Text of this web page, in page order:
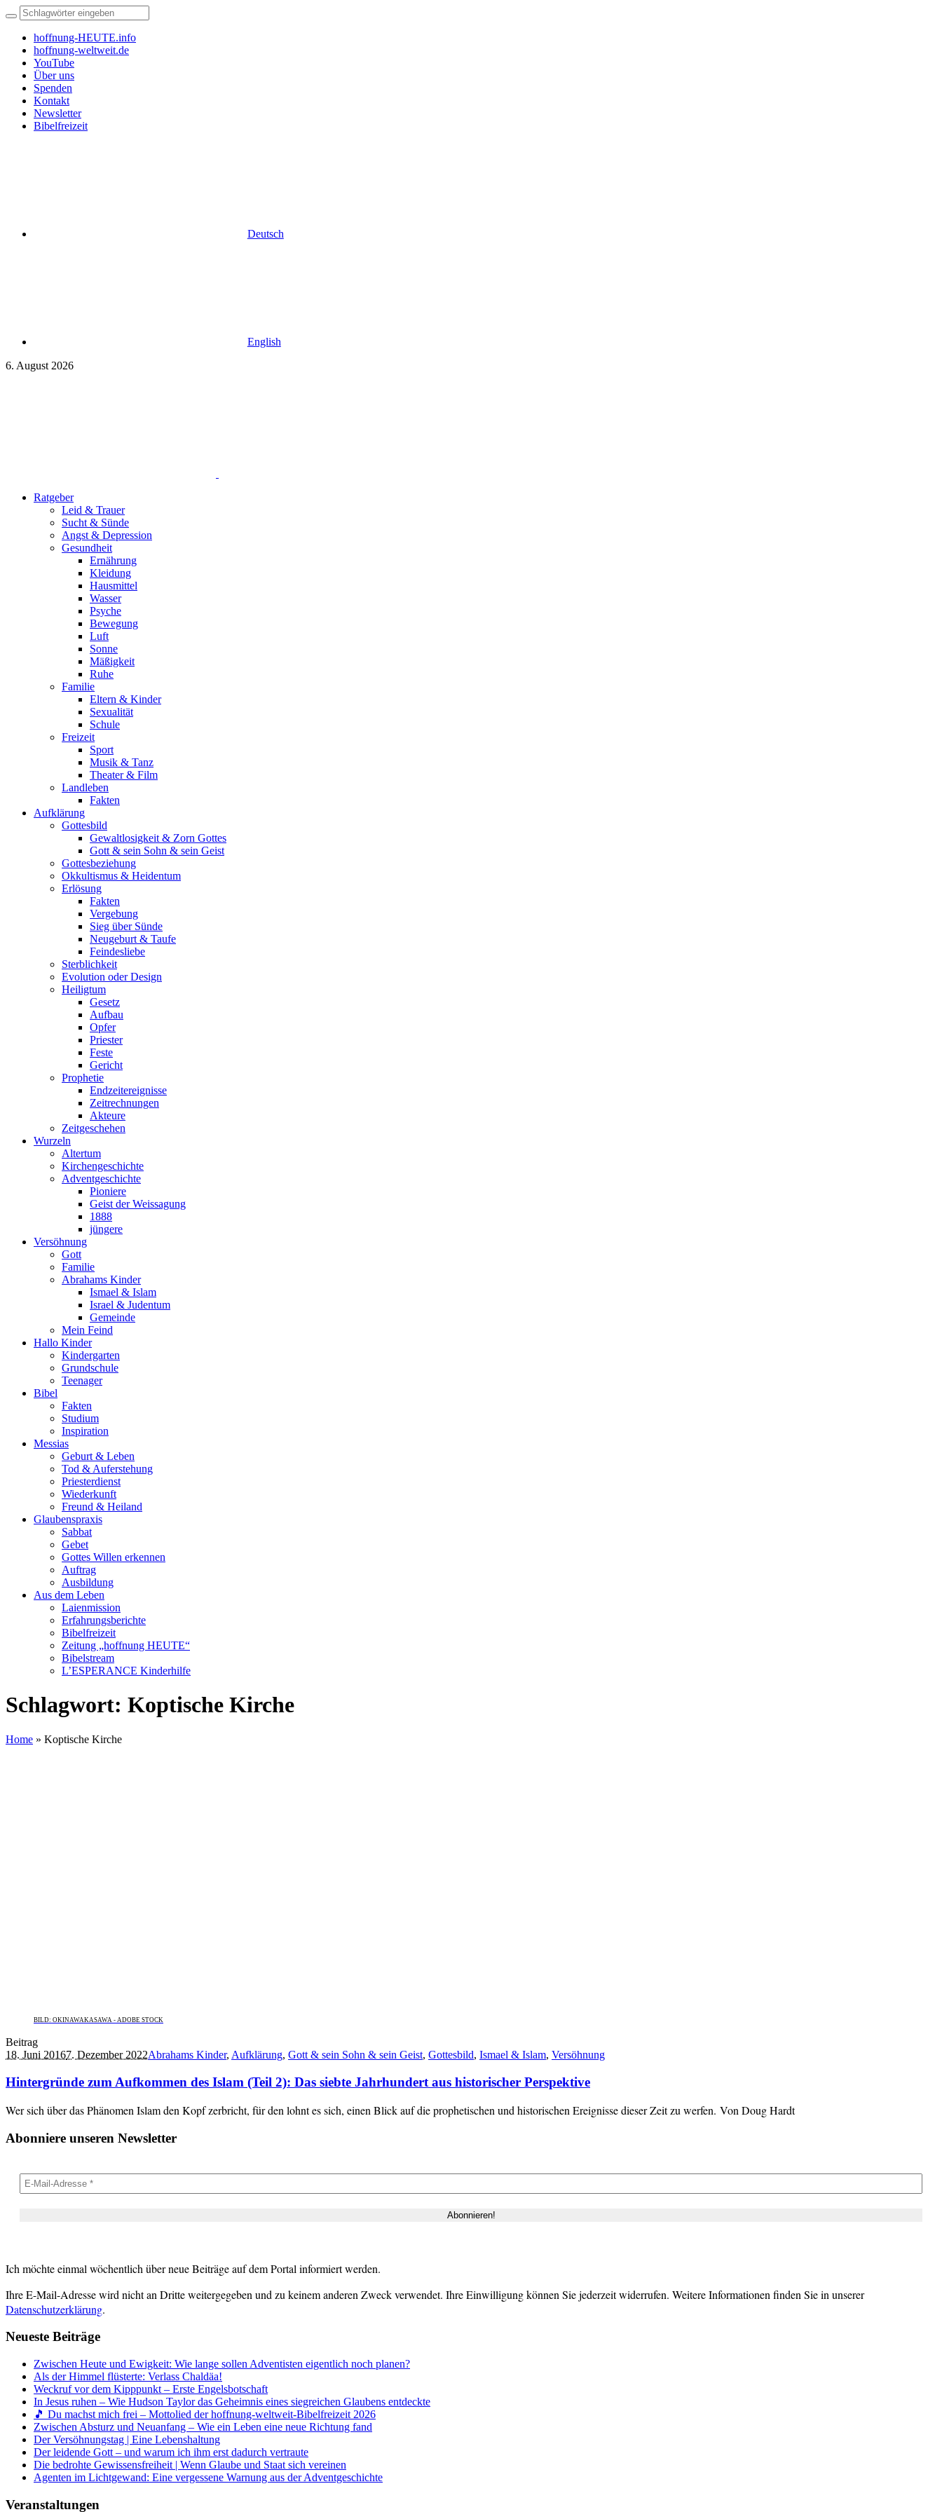
hoffnung-HEUTE.info
hoffnung-weltweit.de
YouTube
Über uns
Spenden
Kontakt
Newsletter
Bibelfreizeit
Deutsch
English
6. August 2026
Ratgeber
Leid & Trauer
Sucht & Sünde
Angst & Depression
Gesundheit
Ernährung
Kleidung
Hausmittel
Wasser
Psyche
Bewegung
Luft
Sonne
Mäßigkeit
Ruhe
Familie
Eltern & Kinder
Sexualität
Schule
Freizeit
Sport
Musik & Tanz
Theater & Film
Landleben
Fakten
Aufklärung
Gottesbild
Gewaltlosigkeit & Zorn Gottes
Gott & sein Sohn & sein Geist
Gottesbeziehung
Okkultismus & Heidentum
Erlösung
Fakten
Vergebung
Sieg über Sünde
Neugeburt & Taufe
Feindesliebe
Sterblichkeit
Evolution oder Design
Heiligtum
Gesetz
Aufbau
Opfer
Priester
Feste
Gericht
Prophetie
Endzeitereignisse
Zeitrechnungen
Akteure
Zeitgeschehen
Wurzeln
Altertum
Kirchengeschichte
Adventgeschichte
Pioniere
Geist der Weissagung
1888
jüngere
Versöhnung
Gott
Familie
Abrahams Kinder
Ismael & Islam
Israel & Judentum
Gemeinde
Mein Feind
Hallo Kinder
Kindergarten
Grundschule
Teenager
Bibel
Fakten
Studium
Inspiration
Messias
Geburt & Leben
Tod & Auferstehung
Priesterdienst
Wiederkunft
Freund & Heiland
Glaubenspraxis
Sabbat
Gebet
Gottes Willen erkennen
Auftrag
Ausbildung
Aus dem Leben
Laienmission
Erfahrungsberichte
Bibelfreizeit
Zeitung „hoffnung HEUTE“
Bibelstream
L’ESPERANCE Kinderhilfe
Schlagwort: Koptische Kirche
Home » Koptische Kirche
BILD: OKINAWAKASAWA - ADOBE STOCK
Beitrag
18. Juni 20167. Dezember 2022Abrahams Kinder, Aufklärung, Gott & sein Sohn & sein Geist, Gottesbild, Ismael & Islam, Versöhnung
Hintergründe zum Aufkommen des Islam (Teil 2): Das siebte Jahrhundert aus historischer Perspektive
Wer sich über das Phänomen Islam den Kopf zerbricht, für den lohnt es sich, einen Blick auf die prophetischen und historischen Ereignisse dieser Zeit zu werfen. Von Doug Hardt
Abonniere unseren Newsletter
Ich möchte einmal wöchentlich über neue Beiträge auf dem Portal informiert werden.
Ihre E-Mail-Adresse wird nicht an Dritte weitergegeben und zu keinem anderen Zweck verwendet. Ihre Einwilligung können Sie jederzeit widerrufen. Weitere Informationen finden Sie in unserer
Datenschutzerklärung.
Neueste Beiträge
Zwischen Heute und Ewigkeit: Wie lange sollen Adventisten eigentlich noch planen?
Als der Himmel flüsterte: Verlass Chaldäa!
Weckruf vor dem Kipppunkt – Erste Engelsbotschaft
In Jesus ruhen – Wie Hudson Taylor das Geheimnis eines siegreichen Glaubens entdeckte
🎵 Du machst mich frei – Mottolied der hoffnung-weltweit-Bibelfreizeit 2026
Zwischen Absturz und Neuanfang – Wie ein Leben eine neue Richtung fand
Der Versöhnungstag | Eine Lebenshaltung
Der leidende Gott – und warum ich ihm erst dadurch vertraute
Die bedrohte Gewissensfreiheit | Wenn Glaube und Staat sich vereinen
Agenten im Lichtgewand: Eine vergessene Warnung aus der Adventgeschichte
Veranstaltungen